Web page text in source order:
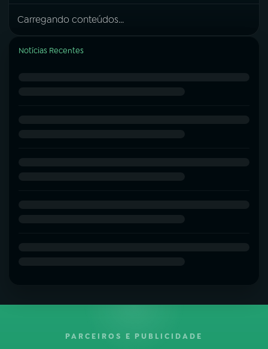
Carregando conteúdos...
Notícias Recentes
PARCEIROS E PUBLICIDADE